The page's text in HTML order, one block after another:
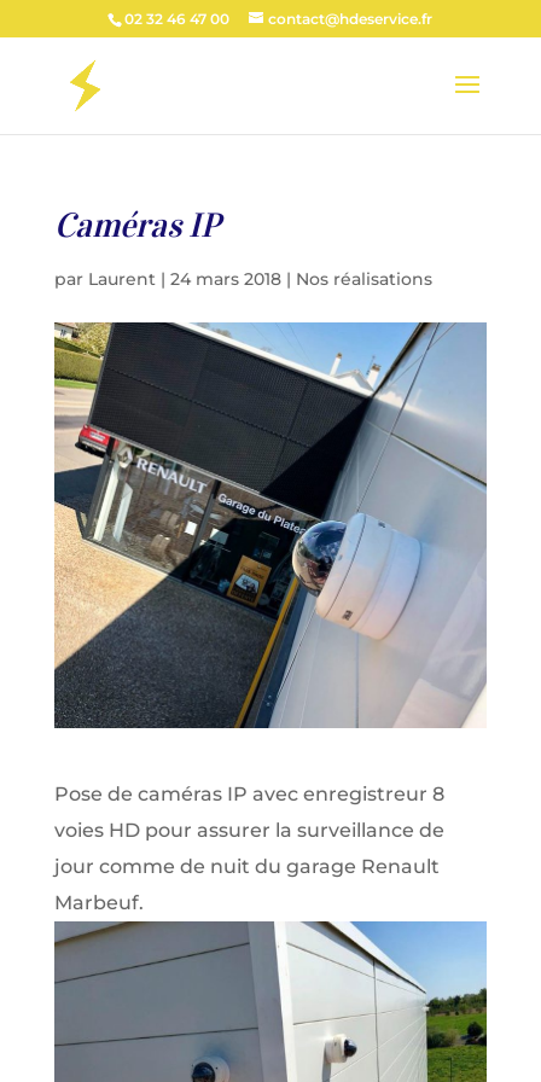
02 32 46 47 00 contact@hdeservice.fr
Caméras IP
par Laurent| 24 mars 2018| Nos réalisations
Pose de caméras IP avec enregistreur 8
voies HD pour assurer la surveillance de
jour comme de nuit du garage Renault
Marbeuf.